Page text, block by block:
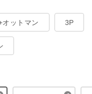
オットマン 3P